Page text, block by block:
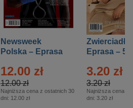
Newsweek
Polska – Eprasa
12.00 zł
12.00 zł
Najniższa cena z ostatnich 30
dni: 12.00 zł
Zwierciadło
Eprasa – 5/
3.20 zł
3.20 zł
Najniższa cena z
dni: 3.20 zł